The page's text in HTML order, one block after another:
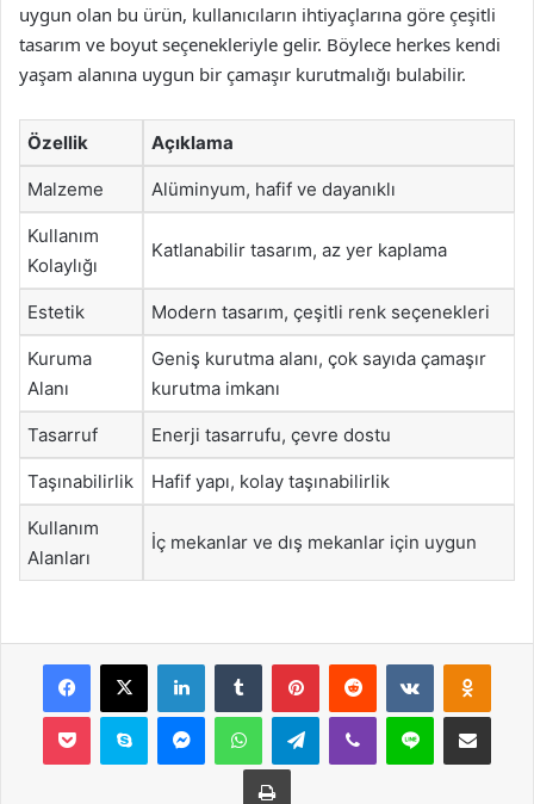
uygun olan bu ürün, kullanıcıların ihtiyaçlarına göre çeşitli
tasarım ve boyut seçenekleriyle gelir. Böylece herkes kendi
yaşam alanına uygun bir çamaşır kurutmalığı bulabilir.
Özellik Açıklama
Malzeme Alüminyum, hafif ve dayanıklı
Kullanım
Kolaylığı
Katlanabilir tasarım, az yer kaplama
Estetik Modern tasarım, çeşitli renk seçenekleri
Kuruma
Alanı
Geniş kurutma alanı, çok sayıda çamaşır
kurutma imkanı
Tasarruf Enerji tasarrufu, çevre dostu
Taşınabilirlik Hafif yapı, kolay taşınabilirlik
Kullanım
Alanları
İç mekanlar ve dış mekanlar için uygun
Facebook
X LinkedInTumblr PinterestReddit VKontakte
Pocket Skype MessengerWhatsAppTelegramViber Line E-Posta ile
Yazdır